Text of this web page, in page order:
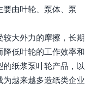
由叶轮、泵体、泵
大外力的摩擦，长期
低叶轮的工作效率和
纸浆泵叶轮产品，以
为越来越多造纸类企业